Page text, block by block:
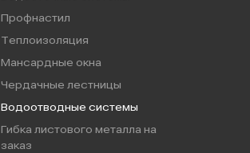
Профнастил
Теплоизоляция
Мансардные окна
Чердачные лестницы
Водоотводные системы
Гибка листового металла на
заказ